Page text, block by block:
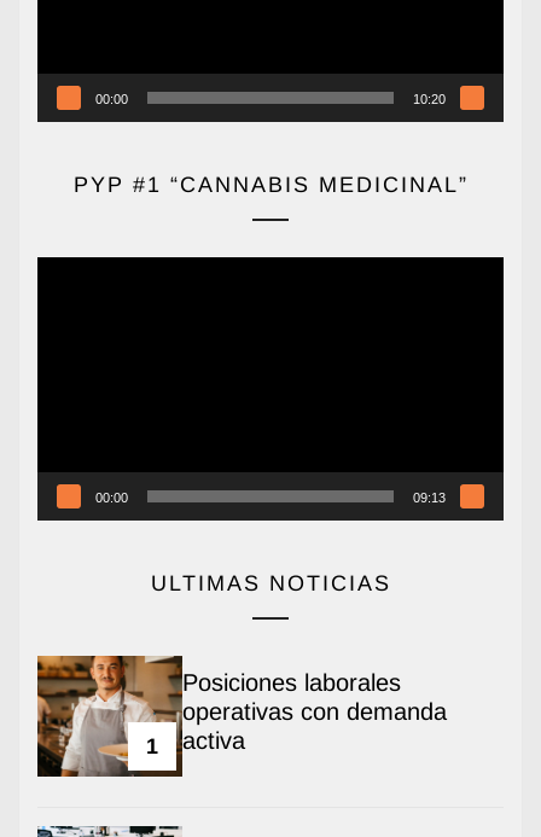
00:00 10:20
PYP #1 “CANNABIS MEDICINAL”
00:00 09:13
ULTIMAS NOTICIAS
1
Posiciones laborales
operativas con demanda
activa